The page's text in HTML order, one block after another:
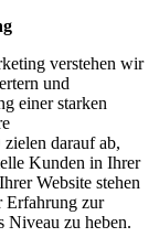
verstehen wir
und
einer starken
darauf ab,
Kunden in Ihrer
Website stehen
Erfahrung zur
Niveau zu heben.